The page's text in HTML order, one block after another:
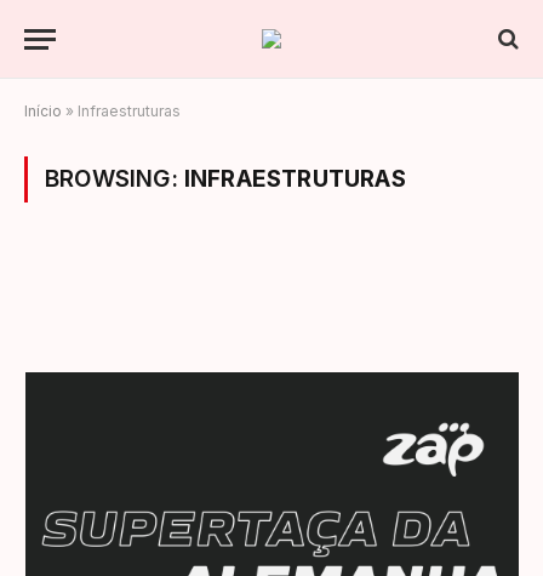
Início » Infraestruturas
BROWSING: INFRAESTRUTURAS